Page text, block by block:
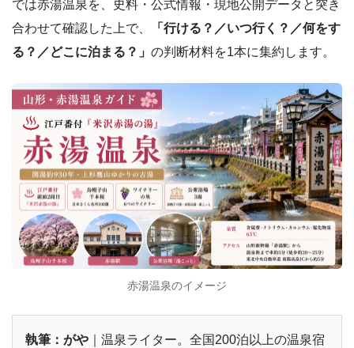
では赤湯温泉を、史料・公式情報・現地公開データと突き
合わせて確認した上で、
「行ける？／いつ行く？／何をす
る？／どこに泊まる？」 の判断材料を1本に集約します。
赤湯温泉のイメージ
執筆：がや ｜温泉ライター。全国200泊以上の温泉宿